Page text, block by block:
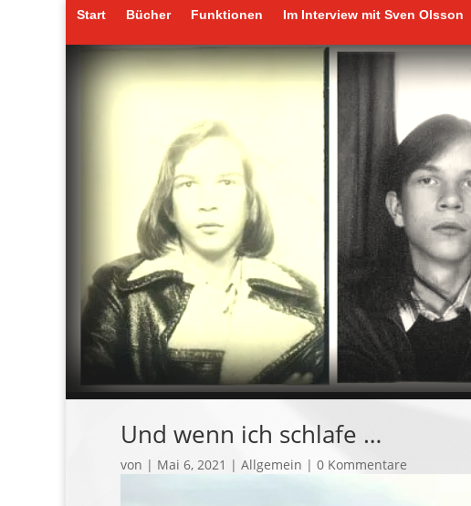
Start Bücher Funktionen Im Interview mit Sven Olsson
Start Bücher Funktionen Im Interview mit Sven Olsson
Und wenn ich schlafe …
von | Mai 6, 2021 | Allgemein | 0 Kommentare